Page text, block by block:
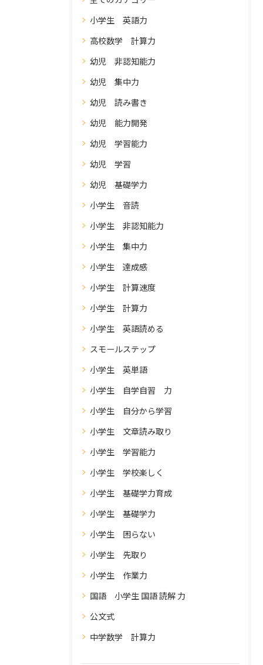
小学生 英語力
高校数学 計算力
幼児 非認知能力
幼児 集中力
幼児 読み書き
幼児 能力開発
幼児 学習能力
幼児 学習
幼児 基礎学力
小学生 音読
小学生 非認知能力
小学生 集中力
小学生 達成感
小学生 計算速度
小学生 計算力
小学生 英語読める
スモールステップ
小学生 英単語
小学生 自学自習 力
小学生 自分から学習
小学生 文章読み取り
小学生 学習能力
小学生 学校楽しく
小学生 基礎学力育成
小学生 基礎学力
小学生 困らない
小学生 先取り
小学生 作業力
国語 小学生 国語 読解 力
公文式
中学数学 計算力